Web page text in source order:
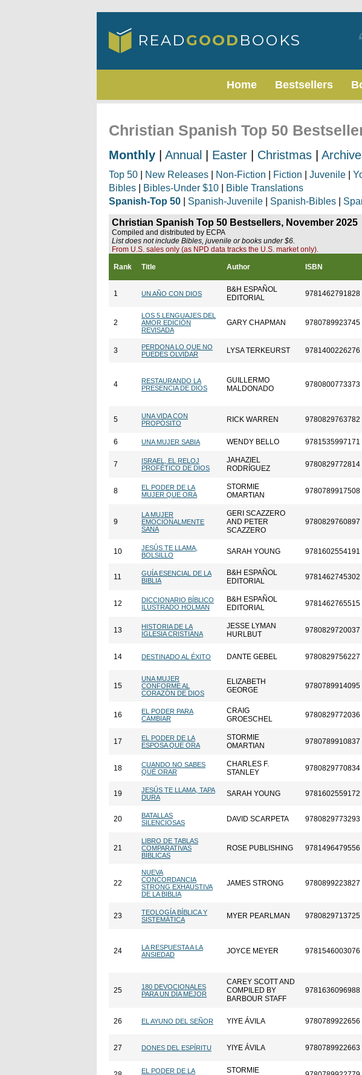
Home Bestsellers
Christian Spanish Top 50
Monthly Annual Easter Christmas
Top 50 New Releases Non-Fiction Fiction Juvenile
Bibles
Bibles-Under $10
Bible Translations
Spanish-Top 50
Spanish-Juvenile Spanish-Bibles
Christian Spanish Top 50 Bestsellers, November 2025
Compiled and distributed by ECPA
List does not include Bibles, juvenile or books under $6.
From U.S. sales only (as NPD data tracks the U.S. market only).
Rank Title Author ISBN
1 UN AÑO CON DIOS
B&H ESPAÑOL
EDITORIAL
9781462791828
2
LOS 5 LENGUAJES DEL
AMOR EDICIÓN
REVISADA
GARY CHAPMAN 9780789923745
3
PERDONA LO QUE NO
PUEDES OLVIDAR
LYSA TERKEURST 9781400226276
4
RESTAURANDO LA
PRESENCIA DE DIOS
GUILLERMO
MALDONADO
9780800773373
5
UNA VIDA CON
PROPÓSITO
RICK WARREN 9780829763782
6 UNA MUJER SABIA WENDY BELLO 9781535997171
7
ISRAEL, EL RELOJ
PROFÉTICO DE DIOS
JAHAZIEL
RODRÍGUEZ
9780829772814
8
EL PODER DE LA
MUJER QUE ORA
STORMIE
OMARTIAN
9780789917508
9
LA MUJER
EMOCIONALMENTE
SANA
GERI SCAZZERO
AND PETER
SCAZZERO
9780829760897
10
JESÚS TE LLAMA,
BOLSILLO
SARAH YOUNG 9781602554191
11
GUÍA ESENCIAL DE LA
BIBLIA
B&H ESPAÑOL
EDITORIAL
9781462745302
12
DICCIONARIO BÍBLICO
ILUSTRADO HOLMAN
B&H ESPAÑOL
EDITORIAL
9781462765515
13
HISTORIA DE LA
IGLESIA CRISTIANA
JESSE LYMAN
HURLBUT
9780829720037
14 DESTINADO AL ÉXITO DANTE GEBEL 9780829756227
15
UNA MUJER
CONFORME AL
CORAZÓN DE DIOS
ELIZABETH
GEORGE
9780789914095
16
EL PODER PARA
CAMBIAR
CRAIG
GROESCHEL
9780829772036
17
EL PODER DE LA
ESPOSA QUE ORA
STORMIE
OMARTIAN
9780789910837
18
CUANDO NO SABES
QUÉ ORAR
CHARLES F.
STANLEY
9780829770834
19
JESÚS TE LLAMA, TAPA
DURA
SARAH YOUNG 9781602559172
20
BATALLAS
SILENCIOSAS
DAVID SCARPETA 9780829773293
21
LIBRO DE TABLAS
COMPARATIVAS
BÍBLICAS
ROSE PUBLISHING 9781496479556
22
NUEVA
CONCORDANCIA
STRONG EXHAUSTIVA
DE LA BIBLIA
JAMES STRONG 9780899223827
23
TEOLOGÍA BÍBLICA Y
SISTEMÁTICA
MYER PEARLMAN 9780829713725
24
LA RESPUESTA A LA
ANSIEDAD
JOYCE MEYER 9781546003076
25
180 DEVOCIONALES
PARA UN DÍA MEJOR
CAREY SCOTT AND
COMPILED BY
BARBOUR STAFF
9781636096988
26 EL AYUNO DEL SEÑOR YIYE ÁVILA 9780789922656
27 DONES DEL ESPÍRITU YIYE ÁVILA 9780789922663
EL PODER DE LA
STORMIE